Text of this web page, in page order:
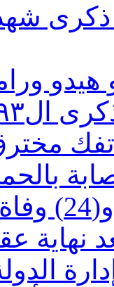
ذكرى
هيدو
سميل
نهاية